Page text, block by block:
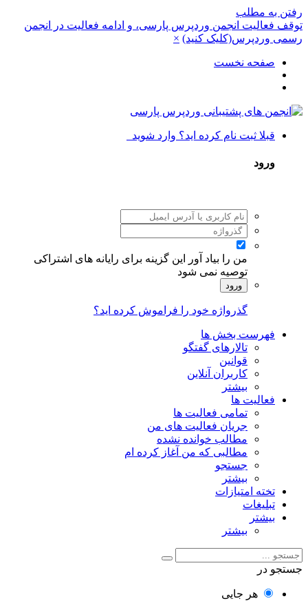
رفتن به مطلب
توقف فعالیت انجمن وردپرس پارسی، و ادامه فعالیت در انجمن
رسمی وردپرس(کلیک کنید) ×
صفحه نخست
قبلا ثبت نام کرده اید؟ وارد شوید
ورود
من را بیاد آور
این گزینه برای رایانه های اشتراکی
توصیه نمی شود
ورود
گذرواژه خود را فراموش کرده اید؟
فهرست بخش ها
تالارهای گفتگو
قوانین
کاربران آنلاین
بیشتر
فعالیت ها
تمامی فعالیت ها
جریان فعالیت های من
مطالب خوانده نشده
مطالبی که من آغاز کرده ام
جستجو
بیشتر
تخته امتیازات
تبلیغات
بیشتر
بیشتر
جستجو در
هر جایی